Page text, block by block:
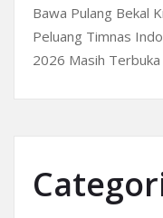
Bawa Pulang Bekal
Peluang Timnas
2026 Masih Terbuka